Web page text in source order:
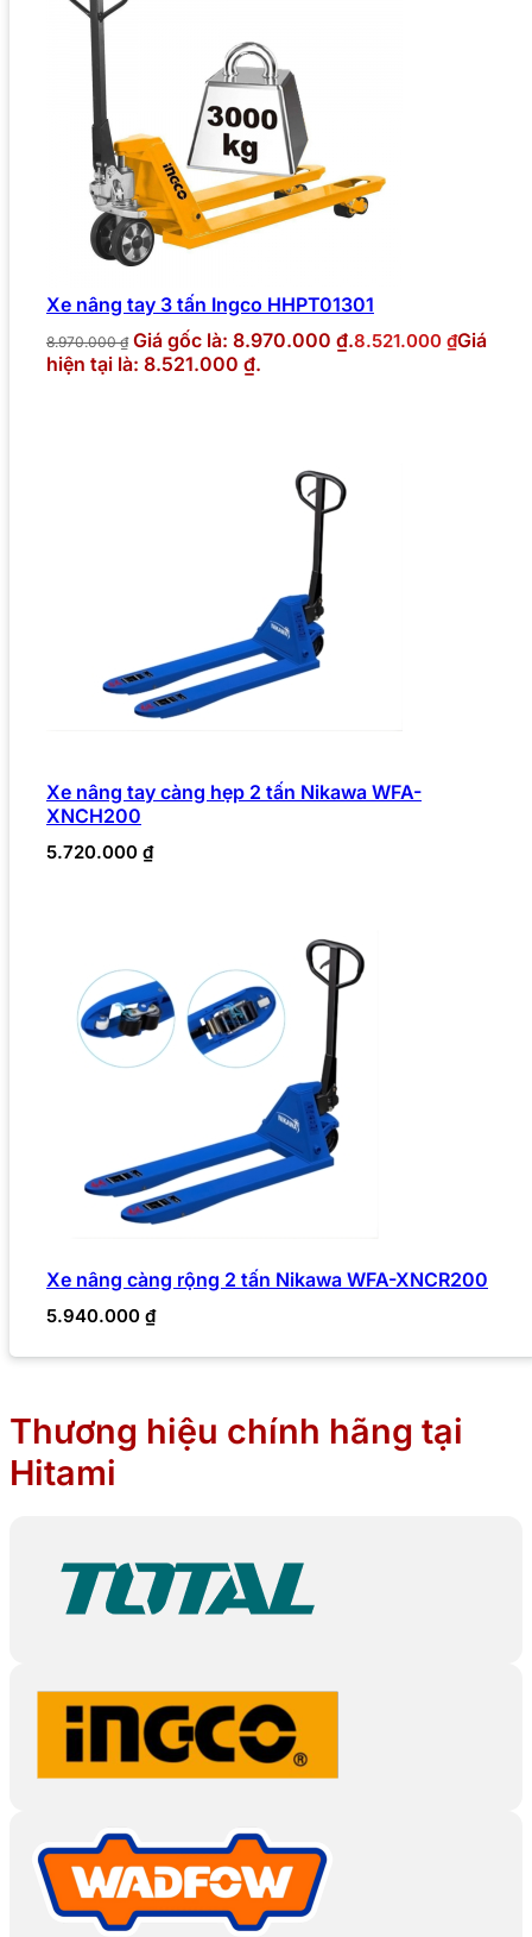
Xe nâng tay 3 tấn Ingco HHPT01301
8.970.000₫ Giá gốc là: 8.970.000 ₫.8.521.000 ₫Giá
hiện tại là: 8.521.000 ₫.
Xe nâng tay càng hẹp 2 tấn Nikawa WFA-
XNCH200
5.720.000 ₫
Xe nâng càng rộng 2 tấn Nikawa WFA-XNCR200
5.940.000 ₫
Thương hiệu chính hãng tại
Hitami